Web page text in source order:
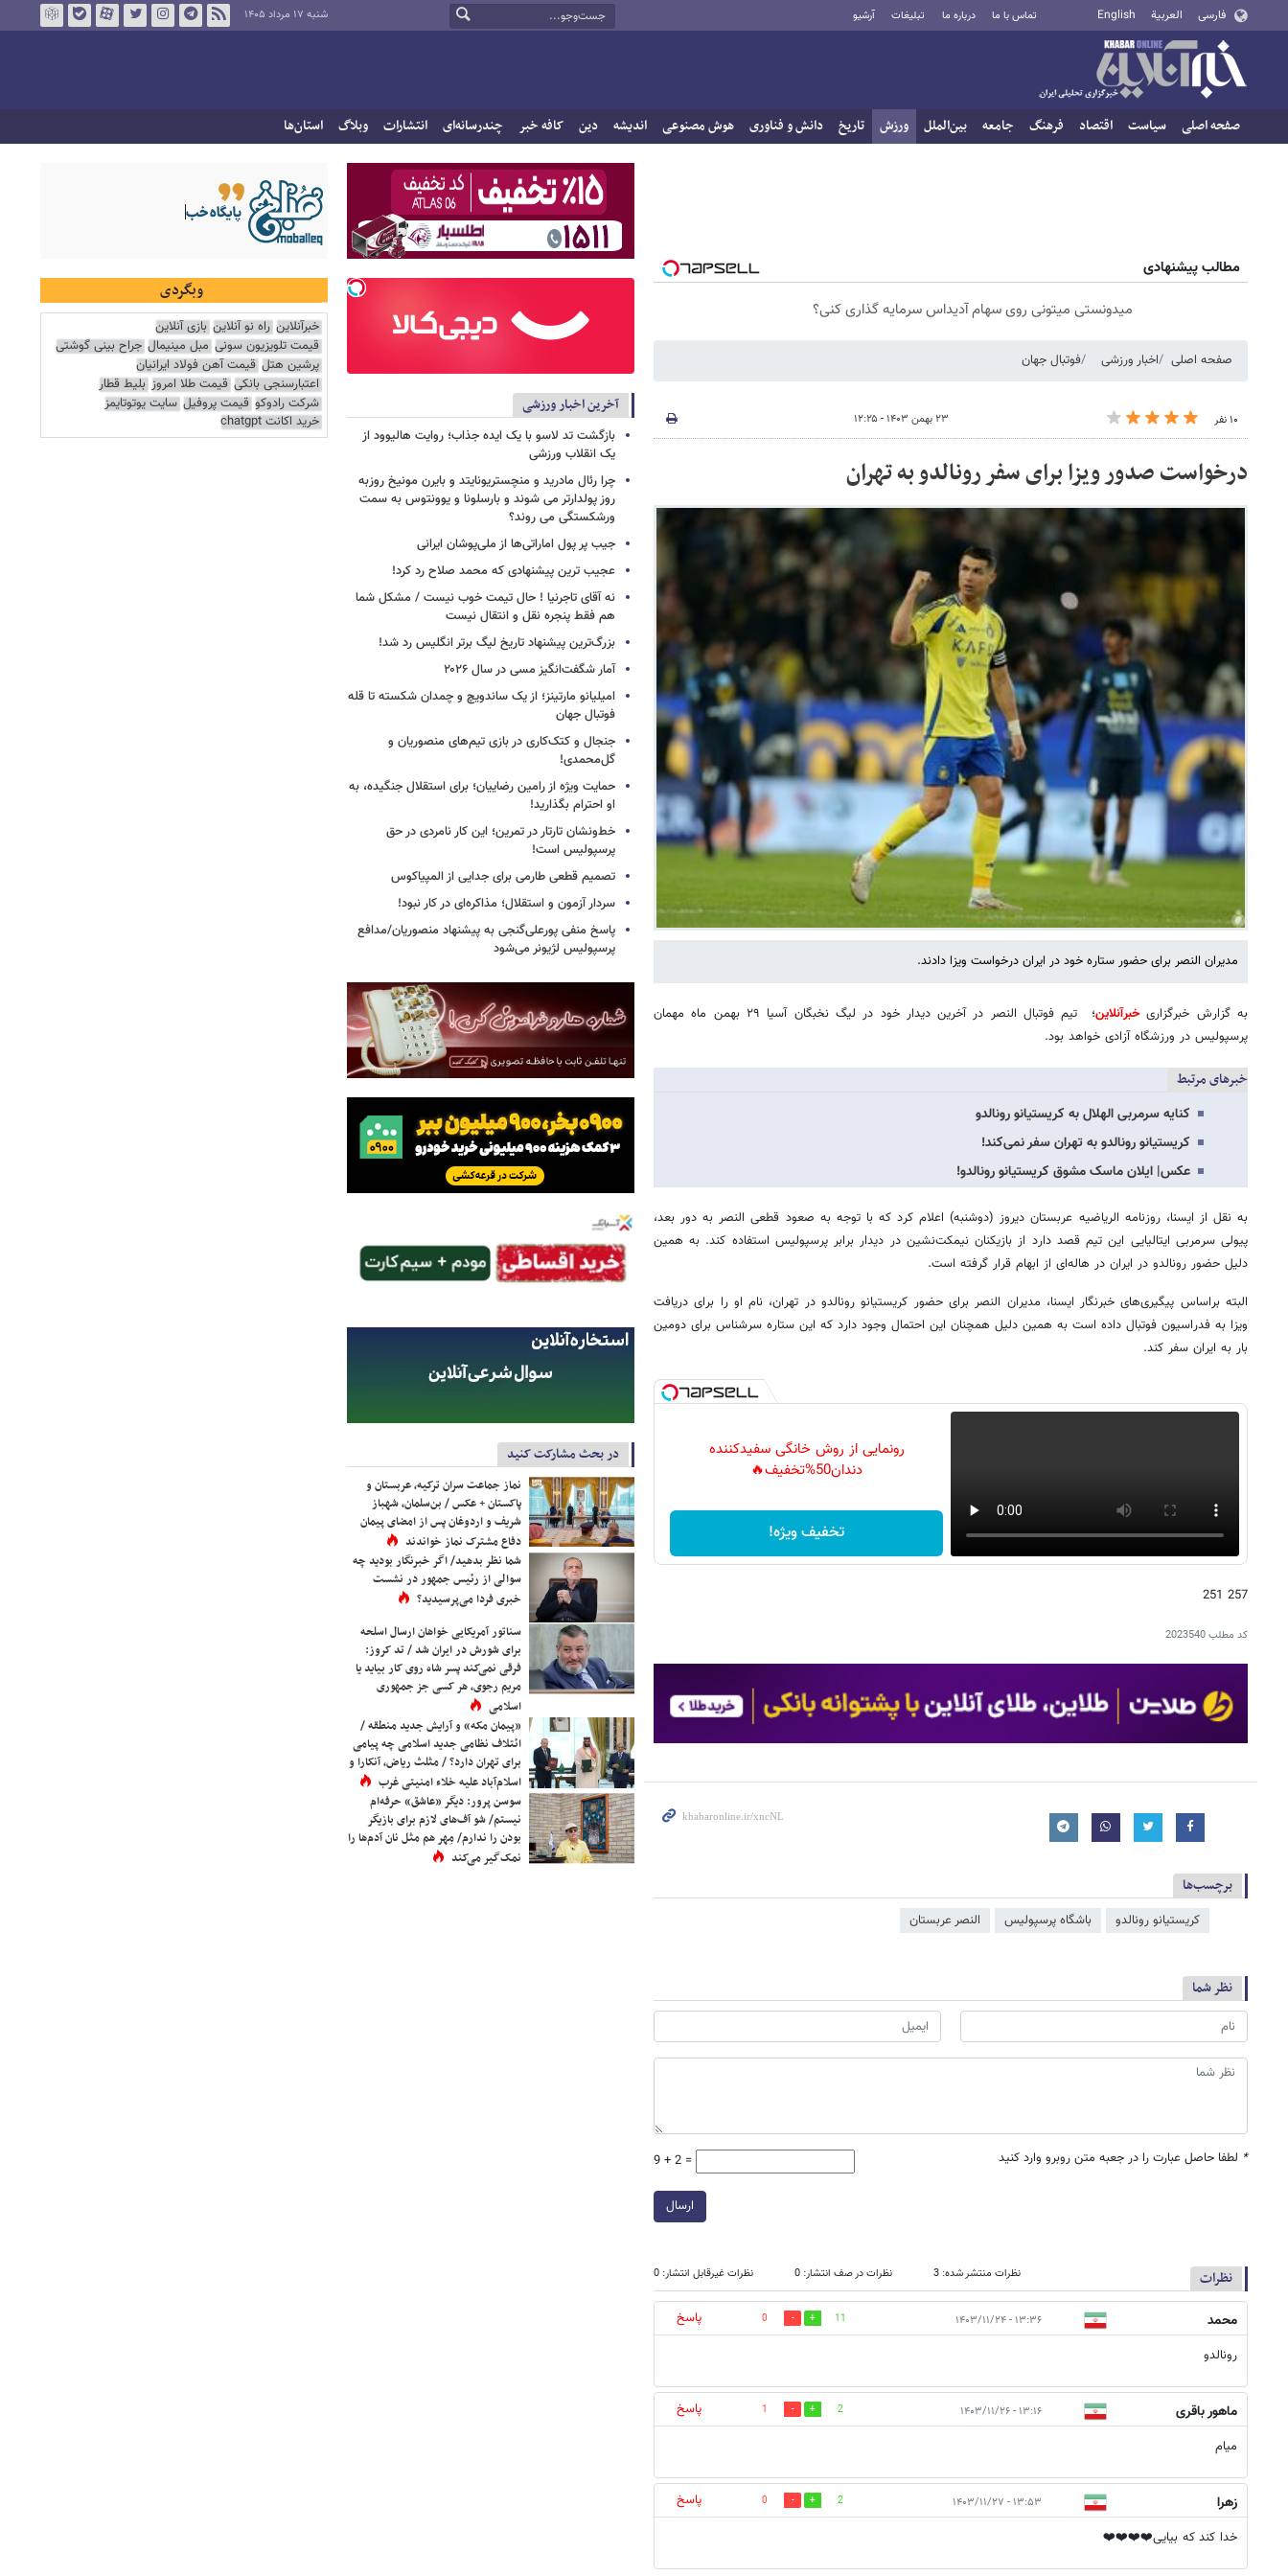
فارسی العربية English تماس با ما درباره ما تبلیغات آرشیو شنبه ۱۷ مرداد ۱۴۰۵
صفحه اصلی سیاست اقتصاد فرهنگ جامعه بین‌الملل ورزش تاریخ دانش و فناوری هوش مصنوعی اندیشه دین کافه خبر چندرسانه‌ای انتشارات وبلاگ استان‌ها
مطالب پیشنهادی
میدونستی میتونی روی سهام آدیداس سرمایه گذاری کنی؟
صفحه اصلی اخبار ورزشی فوتبال جهان
۱۰ نفر ۲۳ بهمن ۱۴۰۳ - ۱۲:۲۵
درخواست صدور ویزا برای سفر رونالدو به تهران
مدیران النصر برای حضور ستاره خود در ایران درخواست ویزا دادند.
به گزارش خبرگزاریخبرآنلاین
؛ تیم فوتبال النصر در آخرین دیدار خود در لیگ نخبگان آسیا ۲۹ بهمن ماه مهمان
پرسپولیس در ورزشگاه آزادی خواهد بود.
خبرهای مرتبط
کنایه سرمربی الهلال به کریستیانو رونالدو
کریستیانو رونالدو به تهران سفر نمی‌کند!
عکس| ایلان ماسک مشوق کریستیانو رونالدو!
به نقل از ایسنا، روزنامه الریاضیه عربستان دیروز (دوشنبه) اعلام کرد که با توجه به صعود قطعی النصر به دور بعد،
پیولی سرمربی ایتالیایی این تیم قصد دارد از بازیکنان نیمکت‌نشین در دیدار برابر پرسپولیس استفاده کند. به همین
دلیل حضور رونالدو در ایران در هاله‌ای از ابهام قرار گرفته است.
البته براساس پیگیری‌های خبرنگار ایسنا، مدیران النصر برای حضور کریستیانو رونالدو در تهران، نام او را برای دریافت
ویزا به فدراسیون فوتبال داده است به همین دلیل همچنان این احتمال وجود دارد که این ستاره سرشناس برای دومین
بار به ایران سفر کند.
رونمایی از روش خانگی سفیدکننده
دندان50%تخفیف🔥
تخفیف ویژه!
257 251
کد مطلب2023540
برچسب‌ها
کریستیانو رونالدو باشگاه پرسپولیس النصر عربستان
نظر شما
* لطفا حاصل عبارت را در جعبه متن روبرو وارد کنید 9 + 2 =
ارسال
نظرات نظرات منتشر شده: 3 نظرات در صف انتشار: 0 نظرات غیرقابل انتشار: 0
محمد ۱۳:۳۶ - ۱۴۰۳/۱۱/۲۴ 11
0
پاسخ
رونالدو
ماهور باقری ۱۳:۱۶ - ۱۴۰۳/۱۱/۲۶ 2
1
پاسخ
میام
زهرا ۱۳:۵۳ - ۱۴۰۳/۱۱/۲۷ 2
0
پاسخ
خدا کند که بیایی❤️❤️❤️❤️
آخرین اخبار ورزشی
بازگشت تد لاسو با یک ایده جذاب؛ روایت هالیوود از
یک انقلاب ورزشی
چرا رئال مادرید و منچستریونایتد و بایرن مونیخ روزبه
روز پولدارتر می شوند و بارسلونا و یوونتوس به سمت
ورشکستگی می روند؟
جیب پر پول اماراتی‌ها از ملی‌پوشان ایرانی
عجیب ترین پیشنهادی که محمد صلاح رد کرد!
نه آقای تاجرنیا ! حال تیمت خوب نیست / مشکل شما
هم فقط پنجره نقل و انتقال نیست
بزرگ‌ترین پیشنهاد تاریخ لیگ برتر انگلیس رد شد!
آمار شگفت‌انگیز مسی در سال ۲۰۲۶
امیلیانو مارتینز؛ از یک ساندویچ و چمدان شکسته تا قله
فوتبال جهان
جنجال و کتک‌کاری در بازی تیم‌های منصوریان و
گل‌محمدی!
حمایت ویژه از رامین رضاییان؛ برای استقلال جنگیده، به
او احترام بگذارید!
خط‌ونشان تارتار در تمرین؛ این کار نامردی در حق
پرسپولیس است!
تصمیم قطعی طارمی برای جدایی از المپیاکوس
سردار آزمون و استقلال؛ مذاکره‌ای در کار نبود!
پاسخ منفی پورعلی‌گنجی به پیشنهاد منصوریان/مدافع
پرسپولیس لژیونر می‌شود
در بحث مشارکت کنید
نماز جماعت سران ترکیه، عربستان و
پاکستان + عکس / بن‌سلمان، شهباز
شریف و اردوغان پس از امضای پیمان
دفاع مشترک نماز خواندند
شما نظر بدهید/ اگر خبرنگار بودید چه
سوالی از رئیس جمهور در نشست
خبری فردا می‌پرسیدید؟
سناتور آمریکایی خواهان ارسال اسلحه
برای شورش در ایران شد / تد کروز:
فرقی نمی‌کند پسر شاه روی کار بیاید یا
مریم رجوی، هر کسی جز جمهوری
اسلامی
«پیمان مکه» و آرایش جدید منطقه /
ائتلاف نظامی جدید اسلامی چه پیامی
برای تهران دارد؟ / مثلث ریاض، آنکارا و
اسلام‌آباد علیه خلاء امنیتی غرب
سوسن پرور: دیگر «عاشق» حرفه‌ام
نیستم/ شو آف‌های لازم برای بازیگر
بودن را ندارم/ مِهر هم مثل نان آدم‌ها را
نمک‌گیر می‌کند
وبگردی
خبرآنلاین راه نو آنلاین بازی آنلاین
قیمت تلویزیون سونی مبل مینیمال جراح بینی گوشتی
پرشین هتل قیمت آهن فولاد ایرانیان
اعتبارسنجی بانکی قیمت طلا امروز بلیط قطار
شرکت رادوکو قیمت پروفیل سایت یوتوتایمز
خرید اکانت chatgpt